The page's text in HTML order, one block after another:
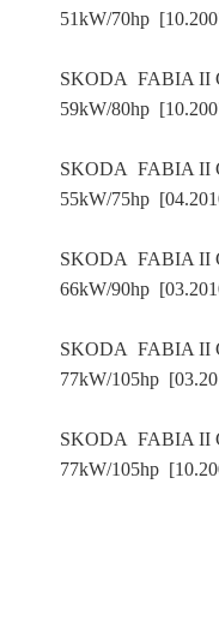
51kW/70hp
SKODA FABIA II
59kW/80hp
SKODA FABIA II
55kW/75hp
SKODA FABIA II
66kW/90hp
SKODA FABIA II
77kW/105hp
SKODA FABIA II
77kW/105hp